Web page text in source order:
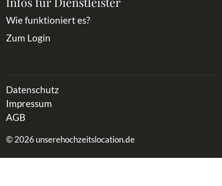
Wie funktioniert es?
Zum Login
Datenschutz
Impressum
AGB
© 2026 unserehochzeitslocation.de